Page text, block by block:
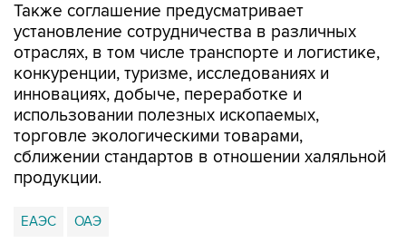
Также соглашение предусматривает
установление сотрудничества в различных
отраслях, в том числе транспорте и логистике,
конкуренции, туризме, исследованиях и
инновациях, добыче, переработке и
использовании полезных ископаемых,
торговле экологическими товарами,
сближении стандартов в отношении халяльной
продукции.
ЕАЭС ОАЭ